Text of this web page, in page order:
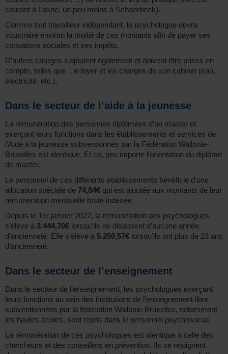
courant à Lasne, un peu moins à Schaerbeek).
Comme tout travailleur indépendant, le psychologue devra
soustraire environ la moitié de ces montants afin de payer ses
cotisations sociales et ses impôts.
D’autres charges s’ajoutent également et doivent être prises en
compte, telles que : le loyer et les charges de son cabinet (eau,
électricité, etc.).
Dans le secteur de l’aide à la jeunesse
La rémunération des personnes diplômées d’un master et
exerçant leurs fonctions dans les établissements et services de
l’Aide à la jeunesse subventionnés par la Fédération Wallonie-
Bruxelles est identique. Et ce, peu importe l’orientation du diplôme
de master.
Le personnel de ces différents établissements bénéficie d’une
allocation spéciale de 74,84€ qui est ajoutée aux montants de leur
rémunération mensuelle brute indexée.
Depuis le 1er janvier 2022, la rémunération des psychologues
s’élève à 3.444,70€ lorsqu’ils ne disposent d’aucune année
d’ancienneté. Elle s’élève à 5.250,57€ lorsqu’ils ont plus de 23 ans
d’ancienneté.
Dans le secteur de l’enseignement
Dans le secteur de l’enseignement, les psychologues exerçant
leurs fonctions au sein des institutions de l’enseignement libre
subventionnées par la fédération Wallonie-Bruxelles, notamment
les hautes écoles, sont repris dans le personnel psychosocial.
La rémunération de ces psychologues est identique à celle des
chercheurs et des conseillers en prévention. Ils se rejoignent